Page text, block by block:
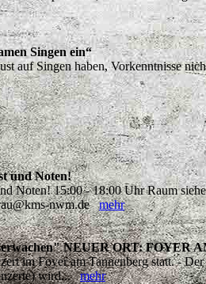
Singen ein“
auf Singen haben, Vorkenntnisse
und Noten!
Noten! 15:00 - 18:00 Uhr Raum
nwm.demehr
NEUER ORT: FOYER
im Foyer am Tannenberg statt. -
wird...mehr